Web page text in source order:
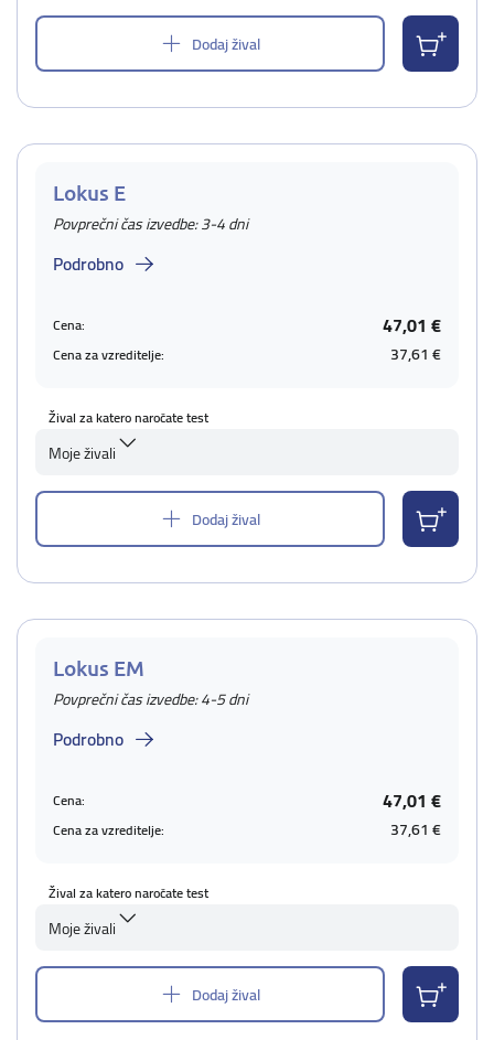
Dodaj žival
Lokus E
Povprečni čas izvedbe: 3-4 dni
Podrobno
Cena: 47,01 €
Cena za vzreditelje: 37,61 €
Žival za katero naročate test
Moje živali
Dodaj žival
Lokus EM
Povprečni čas izvedbe: 4-5 dni
Podrobno
Cena: 47,01 €
Cena za vzreditelje: 37,61 €
Žival za katero naročate test
Moje živali
Dodaj žival